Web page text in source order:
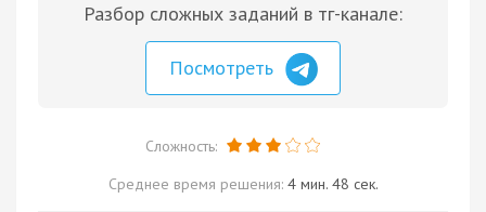
Разбор сложных заданий в тг-канале:
Посмотреть
Сложность:
Среднее время решения: 4 мин. 48 сек.